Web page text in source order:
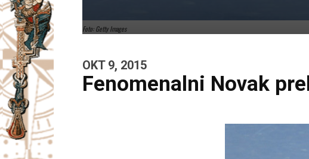
Foto: Getty Images
OKT 9, 2015
Fenomenalni Novak